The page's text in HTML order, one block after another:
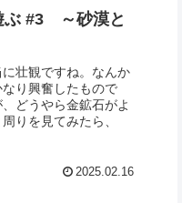
ぶ #3 ～砂漠と
壮観ですね。なんか
り興奮したもので
どうやら金鉱石がよ
りを見てみたら、
2025.02.16